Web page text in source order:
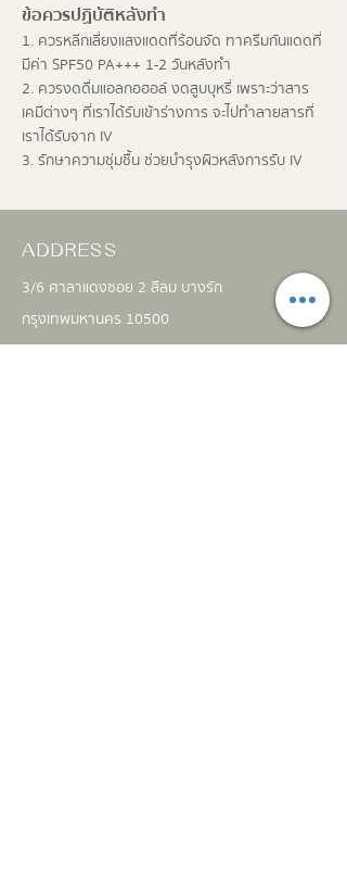
ข้อควรปฏิบัติหลังทำ
1. ควรหลีกเลี่ยงแสงแดดที่ร้อนจัด ทาครีมกันแดดที่
มีค่า SPF50 PA+++ 1-2 วันหลังทำ
2. ควรงดดื่มแอลกอฮอล์ งดสูบบุหรี่ เพราะว่าสาร
เคมีต่างๆ ที่เราได้รับเข้าร่างการ จะไปทำลายสารที่
เราได้รับจาก IV
3. รักษาความชุ่มชื้น ช่วยบำรุงผิวหลังการรับ IV
ADDRESS
3/6 ศาลาแดงซอย 2 สีลม บางรัก
กรุงเทพมหานคร 10500
theprojectclinic@hotmail.com